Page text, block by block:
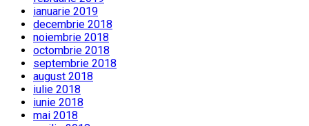
ianuarie 2019
decembrie 2018
noiembrie 2018
octombrie 2018
septembrie 2018
august 2018
iulie 2018
iunie 2018
mai 2018